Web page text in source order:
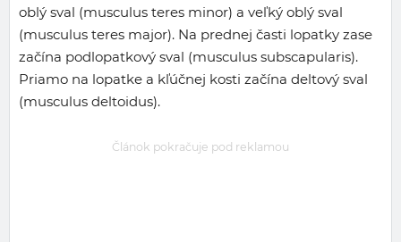
oblý sval (musculus teres minor) a veľký oblý sval
(musculus teres major). Na prednej časti lopatky zase
začína podlopatkový sval (musculus subscapularis).
Priamo na lopatke a kľúčnej kosti začína deltový sval
(musculus deltoidus).
Článok pokračuje pod reklamou